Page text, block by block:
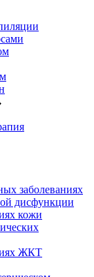
заболеваниях
дисфункции
кожи
ЖКТ